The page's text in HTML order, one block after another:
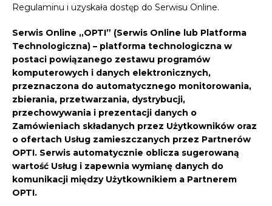
Regulaminu i uzyskała dostęp do Serwisu Online.
Serwis Online „OPTI” (Serwis Online lub Platforma
Technologiczna) – platforma technologiczna w
postaci powiązanego zestawu programów
komputerowych i danych elektronicznych,
przeznaczona do automatycznego monitorowania,
zbierania, przetwarzania, dystrybucji,
przechowywania i prezentacji danych o
Zamówieniach składanych przez Użytkowników oraz
o ofertach Usług zamieszczanych przez Partnerów
OPTI. Serwis automatycznie oblicza sugerowaną
wartość Usług i zapewnia wymianę danych do
komunikacji między Użytkownikiem a Partnerem
OPTI.